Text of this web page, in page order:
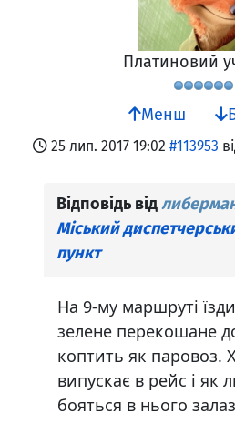
Платиновий
Менш
25 лип. 2017 19:02 #113953
Відповідь від
Міський
пункт
На 9-му маршруті
зелене перекошане
коптить як паровоз.
випускає в рейс і як
бояться в нього